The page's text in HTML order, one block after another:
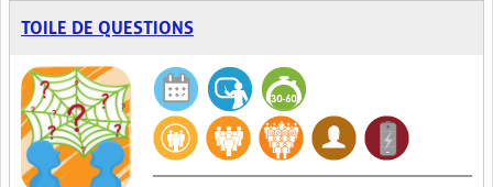
TOILE DE QUESTIONS